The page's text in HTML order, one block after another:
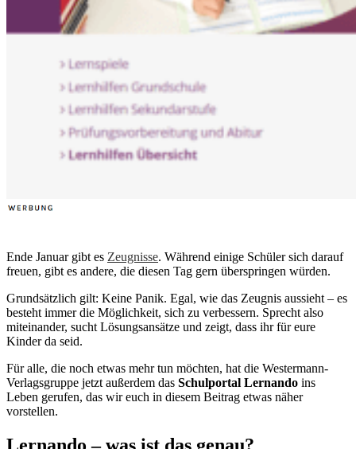
Ende Januar gibt es Zeugnisse. Während einige Schüler sich darauf
freuen, gibt es andere, die diesen Tag gern überspringen würden.
Grundsätzlich gilt: Keine Panik. Egal, wie das Zeugnis aussieht – es
besteht immer die Möglichkeit, sich zu verbessern. Sprecht also
miteinander, sucht Lösungsansätze und zeigt, dass ihr für eure
Kinder da seid.
Für alle, die noch etwas mehr tun möchten, hat die Westermann-
Verlagsgruppe jetzt außerdem das Schulportal Lernando ins
Leben gerufen, das wir euch in diesem Beitrag etwas näher
vorstellen.
Lernando – was ist das genau?